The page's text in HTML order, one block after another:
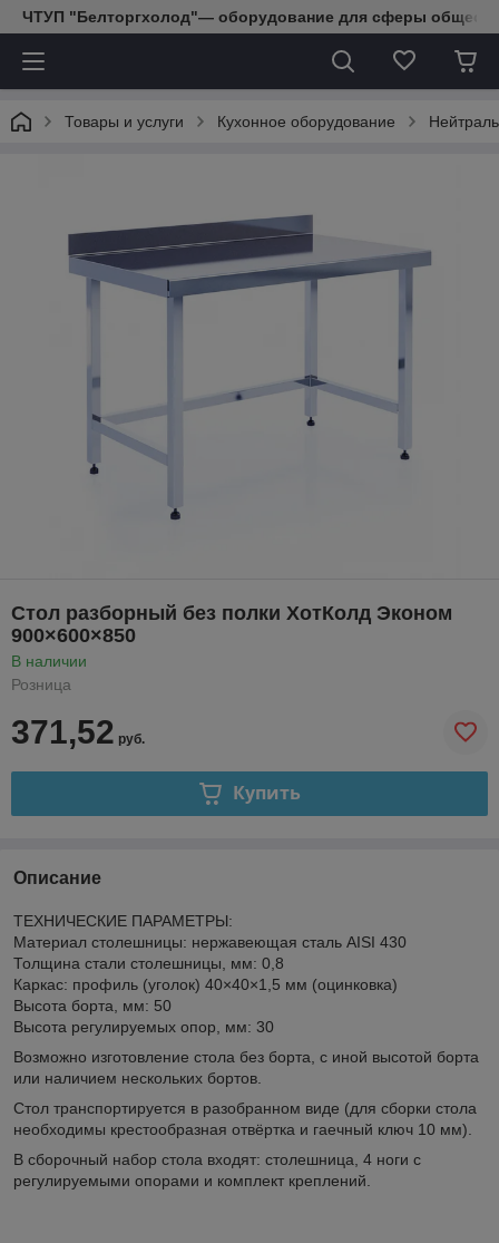
ЧТУП "Белторгхолод"— оборудование для сферы
Товары и услуги Кухонное оборудование
Стол разборный без полки ХотКолд Эконом
900×600×850
В наличии
Розница
371,52 руб.
Купить
Описание
ТЕХНИЧЕСКИЕ ПАРАМЕТРЫ:
Материал столешницы: нержавеющая cталь AISI 430
Толщина стали столешницы, мм: 0,8
Каркас: профиль (уголок) 40×40×1,5 мм (оцинковка)
Высота борта, мм: 50
Высота регулируемых опор, мм: 30
Возможно изготовление стола без борта, с иной высотой борта
или наличием нескольких бортов.
Стол транспортируется в разобранном виде (для сборки стола
необходимы крестообразная отвёртка и гаечный ключ 10 мм).
В сборочный набор стола входят: столешница, 4 ноги с
регулируемыми опорами и комплект креплений.